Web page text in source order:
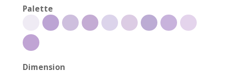
Palette
Dimension